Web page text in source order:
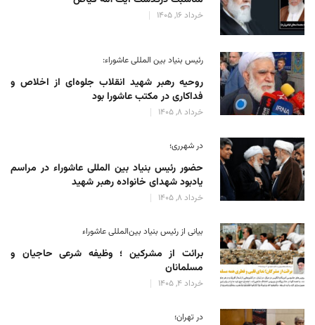
خرداد 16, 1405
رئیس بنیاد بین المللی عاشوراء:
روحیه رهبر شهید انقلاب جلوه‌ای از اخلاص و
فداکاری در مکتب عاشورا بود
خرداد 8, 1405
در شهرری؛
حضور رئیس بنیاد بین المللی عاشوراء در مراسم
یادبود شهدای خانواده رهبر شهید
خرداد 8, 1405
بیانی از رئیس بنیاد بین‌المللی عاشوراء
برائت از مشرکین ؛ وظیفه شرعی حاجیان و
مسلمانان
خرداد 4, 1405
در تهران؛